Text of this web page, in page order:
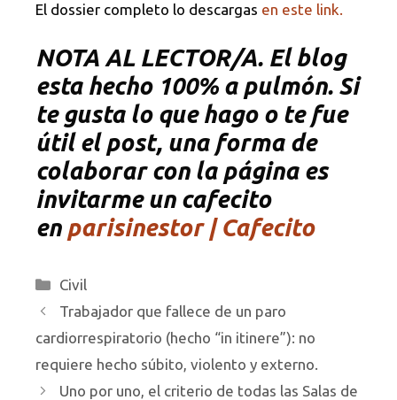
El dossier completo lo descargas en este link.
NOTA AL LECTOR/A. El blog
esta hecho 100% a pulmón. Si
te gusta lo que hago o te fue
útil el post, una forma de
colaborar con la página es
invitarme un cafecito
en parisinestor | Cafecito
Categorías
Civil
Trabajador que fallece de un paro
cardiorrespiratorio (hecho “in itinere”): no
requiere hecho súbito, violento y externo.
Uno por uno, el criterio de todas las Salas de